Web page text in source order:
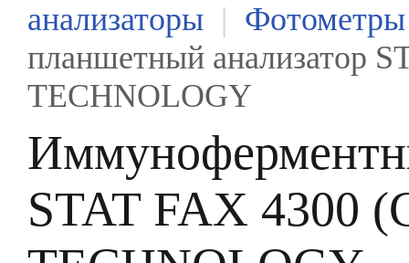
анализаторы |
планшетный анализатор
TECHNOLOGY
STAT FAX 4300